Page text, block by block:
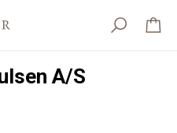
A/S